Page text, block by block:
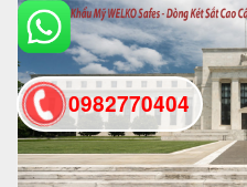
0982770404